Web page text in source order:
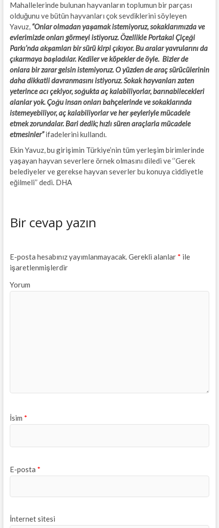
Mahallelerinde bulunan hayvanların toplumun bir parçası
olduğunu ve bütün hayvanları çok sevdiklerini söyleyen
Yavuz,“Onlar olmadan yaşamak istemiyoruz, sokaklarımızda ve
evlerimizde onları görmeyi istiyoruz. Özellikle Portakal Çiçeği
Parkı’nda akşamları bir sürü kirpi çıkıyor. Bu aralar yavrularını da
çıkarmaya başladılar. Kediler ve köpekler de öyle. Bizler de
onlara bir zarar gelsin istemiyoruz. O yüzden de araç sürücülerinin
daha dikkatli davranmasını istiyoruz. Sokak hayvanları zaten
yeterince acı çekiyor, soğukta aç kalabiliyorlar, barınabilecekleri
alanlar yok. Çoğu insan onları bahçelerinde ve sokaklarında
istemeyebiliyor, aç kalabiliyorlar ve her şeyleriyle mücadele
etmek zorundalar. Bari dedik; hızlı süren araçlarla mücadele
etmesinler”ifadelerini kullandı.
Ekin Yavuz, bu girişimin Türkiye’nin tüm yerleşim birimlerinde
yaşayan hayvan severlere örnek olmasını diledi ve ‘’Gerek
belediyeler ve gerekse hayvan severler bu konuya ciddiyetle
eğilmeli’’ dedi. DHA
Bir cevap yazın
E-posta hesabınız yayımlanmayacak. Gerekli alanlar * ile
işaretlenmişlerdir
Yorum
İsim *
E-posta *
İnternet sitesi